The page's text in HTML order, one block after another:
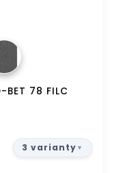
BET 78 FILC
3 varianty